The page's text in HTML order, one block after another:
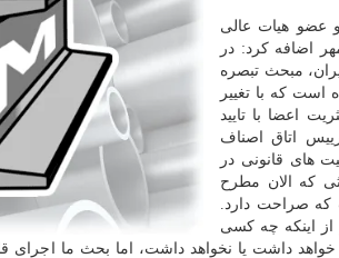
عضو هیات عالی
اضافه كرد: در
ایران، مبحث تبصره
است كه با تغییر
اعضا با تایید
اتاق اصناف
های قانونی در
كه الان مطرح
صراحت دارد.
اینكه چه كسی
خواهد داشت یا نخواهد داشت، اما بحث ما